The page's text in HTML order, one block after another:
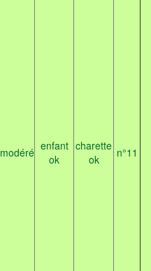
modéré enfant
ok
charette
ok
n°11